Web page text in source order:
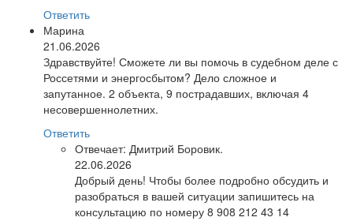
Ответить
Марина
21.06.2026
Здравствуйте! Сможете ли вы помочь в судебном деле с
Россетями и энергосбытом? Дело сложное и
запутанное. 2 объекта, 9 пострадавших, включая 4
несовершеннолетних.
Ответить
Отвечает: Дмитрий Боровик.
22.06.2026
Добрый день! Чтобы более подробно обсудить и
разобраться в вашей ситуации запишитесь на
консультацию по номеру 8 908 212 43 14